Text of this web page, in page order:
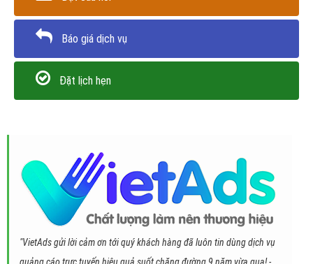
Báo giá dịch vụ
Đặt lịch hẹn
"VietAds gửi lời cảm ơn tới quý khách hàng đã luôn tin dùng dịch vụ